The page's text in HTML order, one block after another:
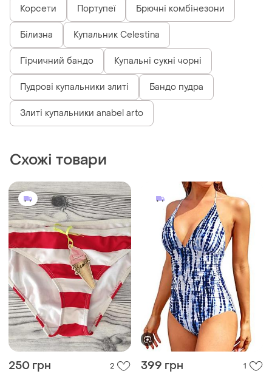
Корсети Портупеї Брючні комбінезони
Білизна Купальник Celestina
Гірчичний бандо Купальні сукні чорні
Пудрові купальники злиті Бандо пудра
Злиті купальники anabel arto
Схожі товари
250 грн 2 399 грн 1